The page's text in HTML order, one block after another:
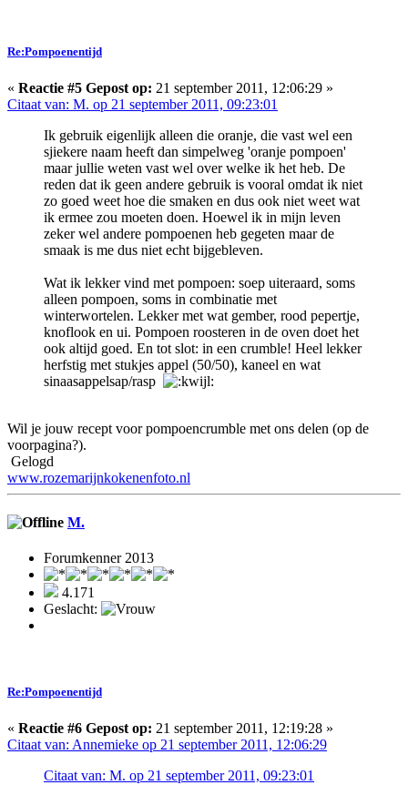
Re:Pompoenentijd
« Reactie #5 Gepost op: 21 september 2011, 12:06:29 »
Citaat van: M. op 21 september 2011, 09:23:01
Ik gebruik eigenlijk alleen die oranje, die vast wel een
sjiekere naam heeft dan simpelweg 'oranje pompoen'
maar jullie weten vast wel over welke ik het heb. De
reden dat ik geen andere gebruik is vooral omdat ik niet
zo goed weet hoe die smaken en dus ook niet weet wat
ik ermee zou moeten doen. Hoewel ik in mijn leven
zeker wel andere pompoenen heb gegeten maar de
smaak is me dus niet echt bijgebleven.
Wat ik lekker vind met pompoen: soep uiteraard, soms
alleen pompoen, soms in combinatie met
winterwortelen. Lekker met wat gember, rood pepertje,
knoflook en ui. Pompoen roosteren in de oven doet het
ook altijd goed. En tot slot: in een crumble! Heel lekker
herfstig met stukjes appel (50/50), kaneel en wat
sinaasappelsap/rasp
Wil je jouw recept voor pompoencrumble met ons delen (op de
voorpagina?).
Gelogd
www.rozemarijnkokenenfoto.nl
M.
Forumkenner 2013
4.171
Geslacht:
Re:Pompoenentijd
« Reactie #6 Gepost op: 21 september 2011, 12:19:28 »
Citaat van: Annemieke op 21 september 2011, 12:06:29
Citaat van: M. op 21 september 2011, 09:23:01